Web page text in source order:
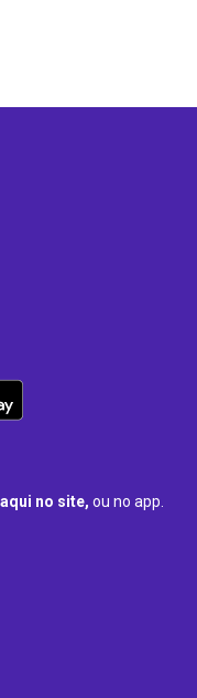
no site, ou no app.